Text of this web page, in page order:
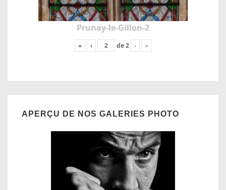
Prunay-le-Gillon-2
« ‹ de2 › »
APERÇU DE NOS GALERIES PHOTO